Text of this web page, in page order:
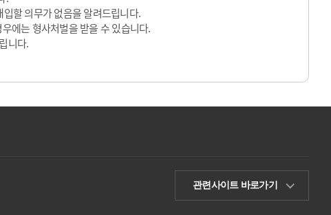
할 의무가 없음을 알려드립니다.
에는 형사처벌을 받을 수 있습니다.
니다.
관련사이트 바로가기